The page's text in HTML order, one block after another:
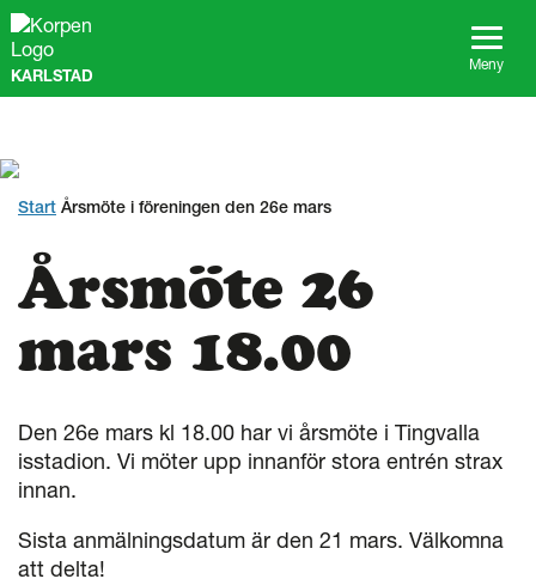
G
s
i
KARLSTAD
Meny
Start Årsmöte i föreningen den 26e mars
Årsmöte 26
mars 18.00
Den 26e mars kl 18.00 har vi årsmöte i Tingvalla
isstadion. Vi möter upp innanför stora entrén strax
innan.
Sista anmälningsdatum är den 21 mars. Välkomna
att delta!